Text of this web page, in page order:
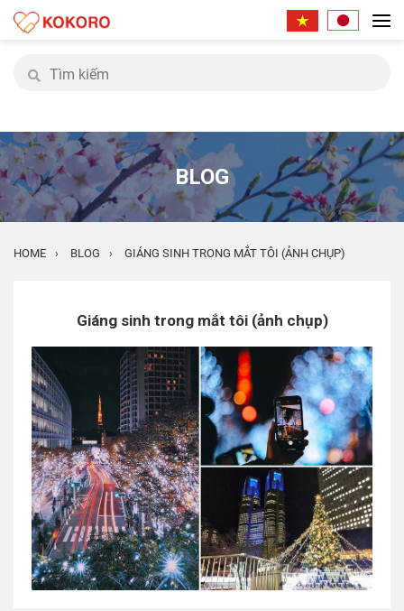
BLOG
HOME › BLOG › GIÁNG SINH TRONG MẮT TÔI (ẢNH CHỤP)
Giáng sinh trong mắt tôi (ảnh chụp)